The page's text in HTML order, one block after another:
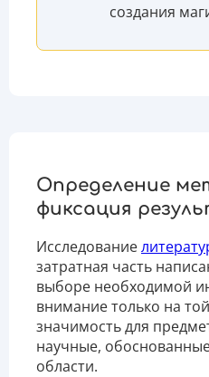
создания
Определение
фиксация
Исследование
затратная часть
выборе необходимой
внимание только на
значимость для
научные,
области.